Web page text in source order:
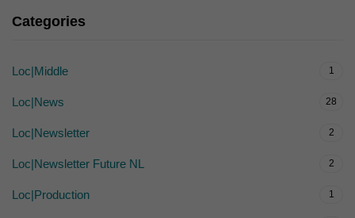
Categories
Loc|Middle 1
Loc|News 28
Loc|Newsletter 2
Loc|Newsletter Future NL 2
Loc|Production 1